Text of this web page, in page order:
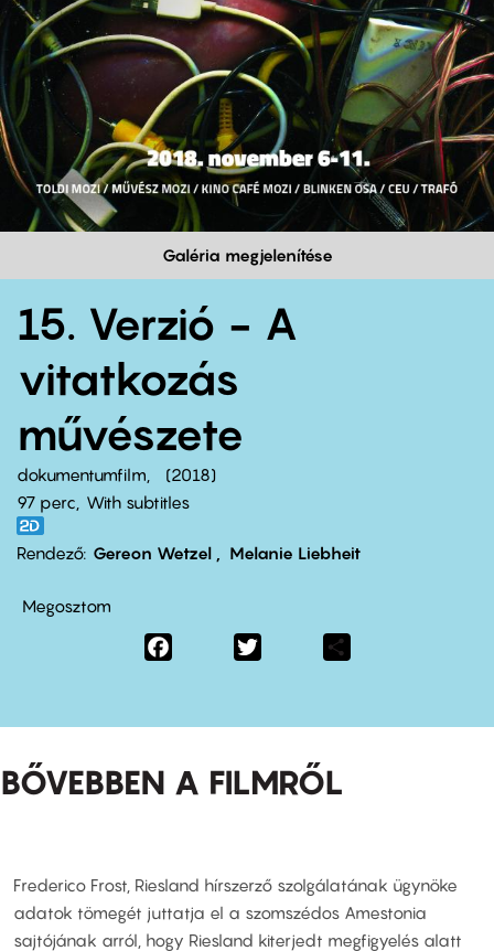
Galéria megjelenítése
15. Verzió - A
vitatkozás
művészete
dokumentumfilm
2018
97 perc,
With subtitles
Rendező Gereon Wetzel Melanie Liebheit
Megosztom
Facebook
BŐVEBBEN A FILMRŐL
Frederico Frost, Riesland hírszerző szolgálatának ügynöke
adatok tömegét juttatja el a szomszédos Amestonia
sajtójának arról, hogy Riesland kiterjedt megfigyelés alatt